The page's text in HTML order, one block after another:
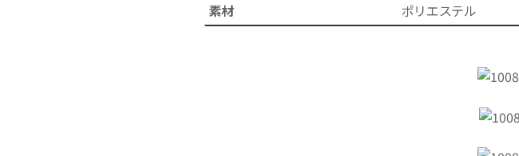
素材
ポリエステル